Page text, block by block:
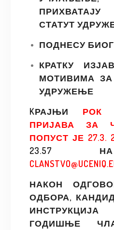
СТАТУТ
ПОДНЕСУ
КРАТКУ
МОТИВИМА
УДРУЖЕЊЕ
KРАЈЊИ РОК
ПРИЈАВА ЗА
ПОПУСТ ЈЕ 27.3.
23.57
НАКОН
ОДБОРА,
ГОДИШЊЕ